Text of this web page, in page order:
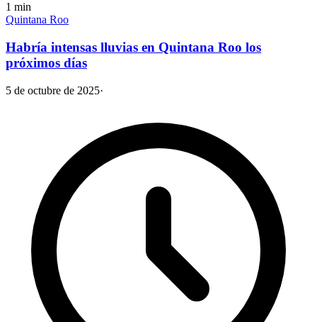
1 min
Quintana Roo
Habría intensas lluvias en Quintana Roo los
próximos días
5 de octubre de 2025·